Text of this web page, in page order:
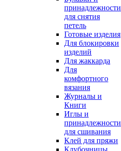
принадлежности
для снятия
петель
Готовые изделия
Для блокировки
изделий
Для жаккарда
Для
комфортного
вязания
Журналы и
Книги
Иглы и
принадлежности
для сшивания
Клей для пряжи
Клубочницы